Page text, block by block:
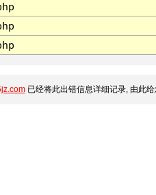
已经将此出错信息详细记录, 由此